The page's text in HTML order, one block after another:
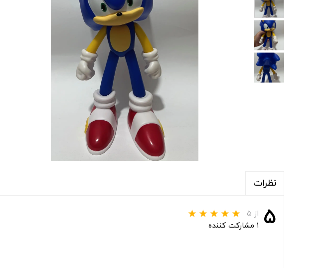
نظرات
۵ از ۵
۱ مشارکت کننده